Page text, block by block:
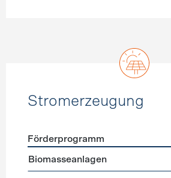
Stromerzeugung
Förderprogramme
Förderprogramm
Biomasseanlagen